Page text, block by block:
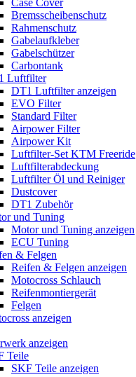
Case Cover
Bremsscheibenschutz
Rahmenschutz
Gabelaufkleber
Gabelschützer
Carbontank
Luftfilter
DT1 Luftfilter anzeigen
EVO Filter
Standard Filter
Airpower Filter
Airpower Kit
Luftfilter-Set KTM Freeride
Luftfilterabdeckung
Luftfilter Öl und Reiniger
Dustcover
DT1 Zubehör
und Tuning
Motor und Tuning anzeigen
ECU Tuning
& Felgen
Reifen & Felgen anzeigen
Motocross Schlauch
Reifenmontiergerät
Felgen
anzeigen
anzeigen
Teile
SKF Teile anzeigen